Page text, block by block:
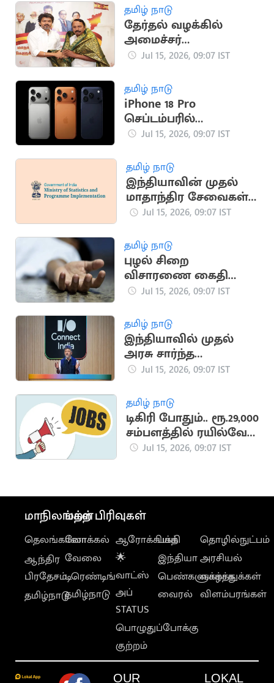
தமிழ் நாடு
தேர்தல் வழக்கில்
அமைச்சர்
செங்கோட்டையனுக்கு
நோட்டீஸ்
Jul 15, 2026, 09:07 IST
தமிழ் நாடு
iPhone 18 Pro
செப்டம்பரில்
அறிமுகமாக வாய்ப்பு
Jul 15, 2026, 09:07 IST
தமிழ் நாடு
இந்தியாவின் முதல்
மாதாந்திர சேவைகள்
உற்பத்தி குறியீடு
Jul 15, 2026, 09:07 IST
தமிழ் நாடு
புழல் சிறை
விசாரணை கைதி
மாரடைப்பால் திடீர்
Jul 15, 2026, 09:07 IST
தமிழ் நாடு
இந்தியாவில் முதல்
அரசு சார்ந்த
செயற்கை
பல்கலைக்கழகம்
அறிவிப்பு
Jul 15, 2026, 09:07 IST
தமிழ் நாடு
டிகிரி போதும்.. ரூ.29,000
சம்பளத்தில் ரயில்வே
வாரியத்தில் வேலை
Jul 15, 2026, 09:07 IST
மாநிலங்கள்
தெலங்கானா
ஆந்திர
பிரதேசம்
தமிழ்நாடு
மற்ற பிரிவுகள்
லோக்கல்
வேலை
டிரெண்டிங்
தமிழ்நாடு
ஆரோக்கியம்
🌟
வாட்ஸ்
அப்
STATUS
பொழுதுப்போக்கு
குற்றம்
பக்தி
இந்தியா
பெண்களுக்காக
வைரல்
தொழில்நுட்பம்
அரசியல்
வாழ்த்துக்கள்
விளம்பரங்கள்
OUR LOKAL